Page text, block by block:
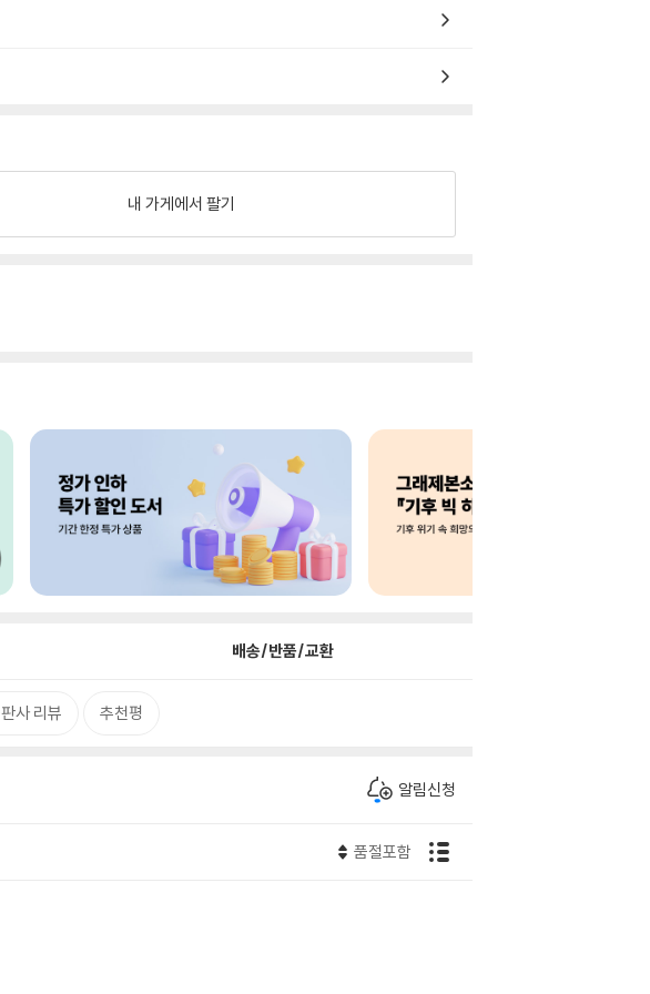
내 가게에서 팔기
배송/반품/교환
사 리뷰 추천평
알림신청
품절포함